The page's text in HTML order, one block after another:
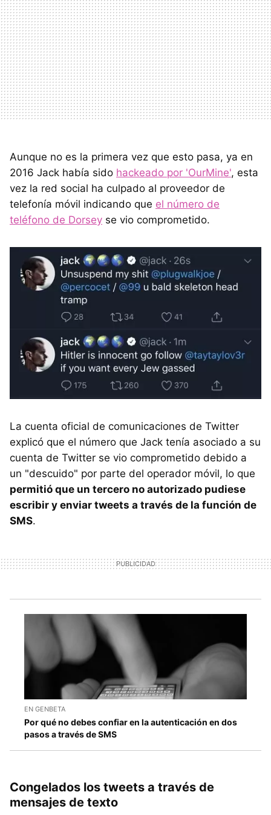
Aunque no es la primera vez que esto pasa, ya en
2016 Jack había sido hackeado por 'OurMine', esta
vez la red social ha culpado al proveedor de
telefonía móvil indicando que el número de
teléfono de Dorsey se vio comprometido.
La cuenta oficial de comunicaciones de Twitter
explicó que el número que Jack tenía asociado a su
cuenta de Twitter se vio comprometido debido a
un "descuido" por parte del operador móvil, lo que
permitió que un tercero no autorizado pudiese
escribir y enviar tweets a través de la función de
SMS.
EN GENBETA
Por qué no debes confiar en la autenticación en dos
pasos a través de SMS
Congelados los tweets a través de
mensajes de texto